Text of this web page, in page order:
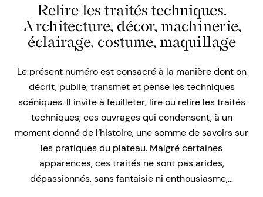
Relire les traités techniques.
Architecture, décor, machinerie,
éclairage, costume, maquillage
Le présent numéro est consacré à la manière dont on
décrit, publie, transmet et pense les techniques
scéniques. Il invite à feuilleter, lire ou relire les traités
techniques, ces ouvrages qui condensent, à un
moment donné de l’histoire, une somme de savoirs sur
les pratiques du plateau. Malgré certaines
apparences, ces traités ne sont pas arides,
dépassionnés, sans fantaisie ni enthousiasme,…